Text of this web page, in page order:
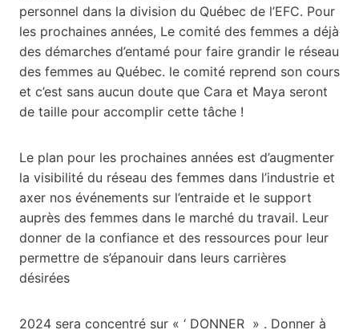
personnel dans la division du Québec de l’EFC. Pour
les prochaines années, Le comité des femmes a déjà
des démarches d’entamé pour faire grandir le réseau
des femmes au Québec. le comité reprend son cours
et c’est sans aucun doute que Cara et Maya seront
de taille pour accomplir cette tâche !
Le plan pour les prochaines années est d’augmenter
la visibilité du réseau des femmes dans l’industrie et
axer nos événements sur l’entraide et le support
auprès des femmes dans le marché du travail. Leur
donner de la confiance et des ressources pour leur
permettre de s’épanouir dans leurs carrières
désirées
2024 sera concentré sur « ‘ DONNER » . Donner à